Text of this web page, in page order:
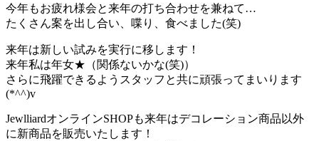
今年もお疲れ様会と来年の打ち合わせを兼ねて…
たくさん案を出し合い、喋り、食べました(笑)
来年は新しい試みを実行に移します！
来年私は年女★（関係ないかな(笑)）
さらに飛躍できるようスタッフと共に頑張ってまいります
(*^^)v
JewlliardオンラインSHOPも来年はデコレーション商品以外
に新商品を販売いたします！